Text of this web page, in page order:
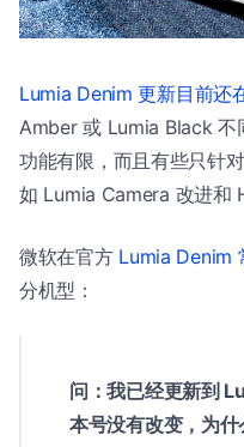
Lumia Denim 更新目前还
Amber 或 Lumia Black 不
功能有限，而且有些只针
如 Lumia Camera 改进和
微软在官方 Lumia Denim
分机型：
问：我已经更新到
本号没有改变，为什